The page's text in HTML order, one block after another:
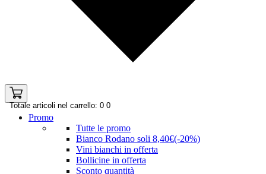
Totale articoli nel carrello: 0 0
Promo
Tutte le promo
Bianco Rodano soli 8,40€(-20%)
Vini bianchi in offerta
Bollicine in offerta
Sconto quantità